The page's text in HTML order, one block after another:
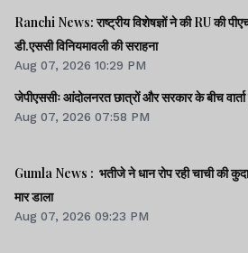
Ranchi News: राष्ट्रीय विशेषज्ञों ने की RU की
डी.एससी विनियमावली की सराहना
Aug 07, 2026 10:29 PM
जेपीएससीः आंदोलनरत छात्रों और सरकार के बीच
Aug 07, 2026 07:58 PM
Gumla News : भतीजे ने धान रोप रही चाची की
मार डाला
Aug 07, 2026 09:23 PM